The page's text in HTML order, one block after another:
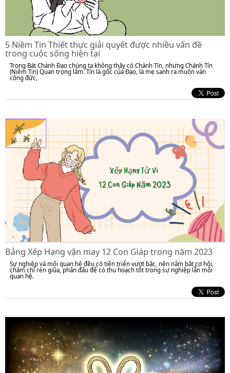
5 Niềm Tin Thiết thực giải quyết được nhiều vấn đề
trong cuộc sống hiện tại
Trong Bát Chánh Đạo chúng ta không thấy có Chánh Tín, nhưng Chánh Tín
(Niềm Tin) Quan trọng lắm. Tín là gốc của Đạo, là mẹ sanh ra muôn vàn
công đức,
Bảng Xếp Hạng vận may 12 Con Giáp trong năm 2023
Sự nghiệp và mối quan hệ đều có tiến triển vượt bậc, nên nắm bắt cơ hội,
chăm chỉ rèn giũa, phấn đấu để có thu hoạch tốt trong sự nghiệp lẫn mối
quan hệ.